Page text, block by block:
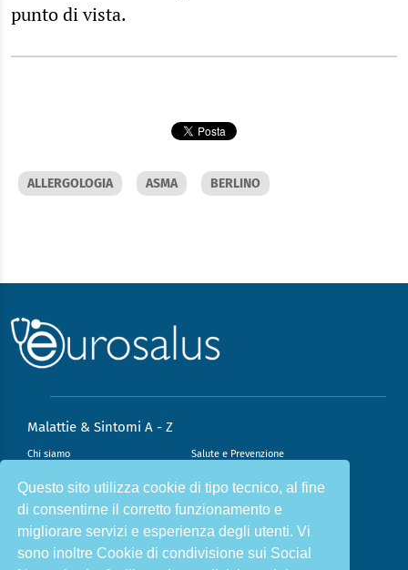
Questo sito utilizza cookie di tipo tecnico, al fine
di consentirne il corretto funzionamento e
migliorare servizi e esperienza degli utenti. Vi
sono inoltre Cookie di condivisione sui Social
punto di vista.
ALLERGOLOGIA ASMA BERLINO
Malattie & Sintomi A - Z
Chi siamo Salute e Prevenzione
Infiammazione e Allergia Direzione scientifica
Nutrizione e Stili di vita Sport e Benessere
Cookie Policy L’angolo del dottore